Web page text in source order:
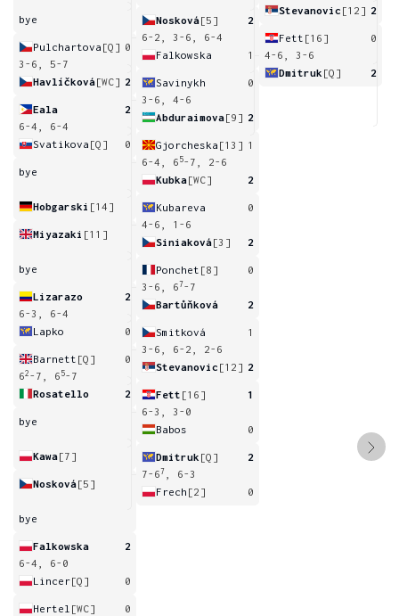
bye
Pulchartova [Q] 0
3-6, 5-7
Havlíčková[WC] 2
Eala
2
6-4, 6-4
Svatikova [Q] 0
bye
Hobgarski [14]
Miyazaki [11]
bye
Lizarazo
2
6-3, 6-4
Lapko
0
Barnett [Q]
0
62 -7, 6 5-7
Rosatello
2
bye
Kawa[7]
Nosková[5]
bye
Falkowska
2
6-4, 6-0
Lincer[Q] 0
Hertel [WC]
0
Nosková[5]
2
6-2, 3-6, 6-4
Falkowska
1
Savinykh
0
3-6, 4-6
Abduraimova[9] 2
Gjorcheska [13] 1
6-4, 6 5-7, 2-6
Kubka[WC] 2
Kubareva
0
4-6, 1-6
Siniaková[3] 2
Ponchet [8]
0
3-6, 67-7
Bartůňková
2
Smitková
1
3-6, 6-2, 2-6
Stevanovic [12] 2
Fett [16]
1
6-3, 3-0
Babos
0
Dmitruk [Q]
2
7-67
, 6-3
Frech [2] 0
Stevanovic [12] 2
Fett [16]
0
4-6, 3-6
Dmitruk [Q] 2